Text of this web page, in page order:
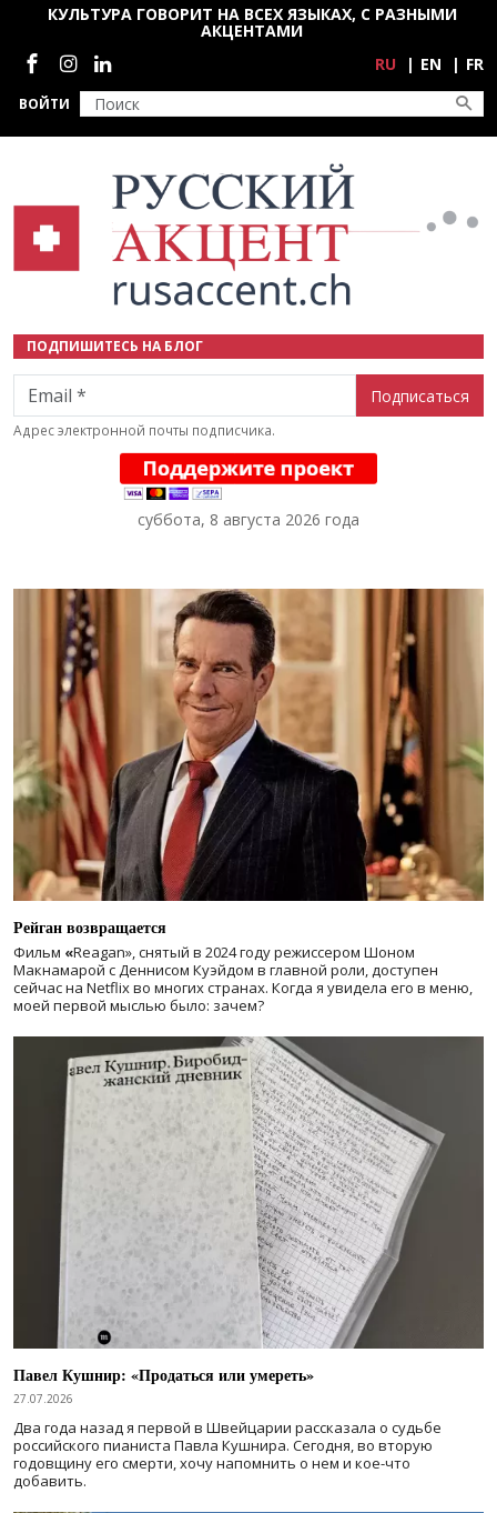
Перейти к основному содержанию
ВОЙТИ
КУЛЬТУРА ГОВОРИТ НА ВСЕХ ЯЗЫКАХ, С РАЗНЫМИ
АКЦЕНТАМИ
Социальные сети
RU EN FR
ПОДПИШИТЕСЬ НА БЛОГ
Email
Адрес электронной почты подписчика.
суббота, 8 августа 2026 года
Рейган возвращается
Фильм «Reagan», снятый в 2024 годурежиссером Шоном
Макнамарой с Деннисом Куэйдом в главной роли, доступен
сейчас на Netflix во многих странах. Когда я увидела его в меню,
моей первой мыслью было: зачем?
Павел Кушнир: «Продаться или умереть»
27.07.2026
Два года назад я первой в Швейцарии рассказала о судьбе
российского пианиста Павла Кушнира. Сегодня, во вторую
годовщину его смерти, хочу напомнить о нем и кое-что
добавить.